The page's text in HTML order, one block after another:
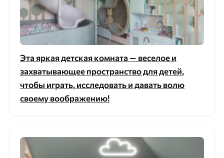
Эта яркая детская комната — веселое и
захватывающее пространство для детей,
чтобы играть, исследовать и давать волю
своему воображению!